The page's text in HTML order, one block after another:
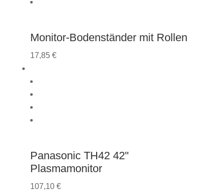
Monitor-Bodenständer mit Rollen
17,85 €
Panasonic TH42 42"
Plasmamonitor
107,10 €